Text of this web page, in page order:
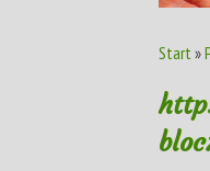
Start »